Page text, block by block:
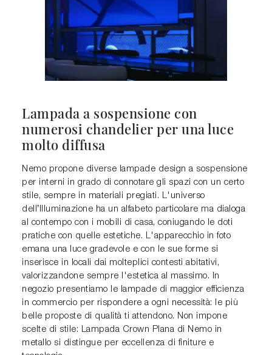
Lampada a sospensione con
numerosi chandelier per una luce
molto diffusa
Nemo propone diverse lampade design a sospensione
per interni in grado di connotare gli spazi con un certo
stile, sempre in materiali pregiati. L'universo
dell’Illuminazione ha un alfabeto particolare ma dialoga
al contempo con i mobili di casa, coniugando le doti
pratiche con quelle estetiche. L'apparecchio in foto
emana una luce gradevole e con le sue forme si
inserisce in locali dai molteplici contesti abitativi,
valorizzandone sempre l'estetica al massimo. In
negozio presentiamo le lampade di maggior efficienza
in commercio per rispondere a ogni necessità: le più
belle proposte di qualità ti attendono. Non impone
scelte di stile: Lampada Crown Plana di Nemo in
metallo si distingue per eccellenza di finiture e